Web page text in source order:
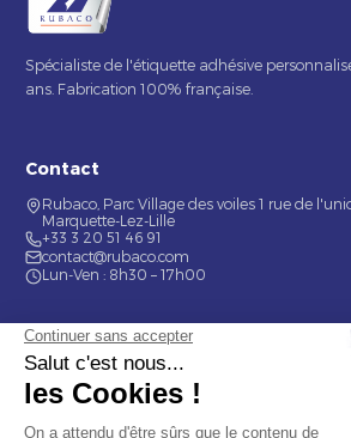
Spécialiste de l'étiquette adhésive
ans. Fabrication 100% française.
Contact
Rubaco, Parc Village des voiles 1 rue de
Marquette-Lez-Lille
+33 3 20 51 46 91
contact@rubaco.com
Lun-Ven : 8h30 – 17h00
Nos services
Étiquette alimentaire
Étiquette de bouteilles